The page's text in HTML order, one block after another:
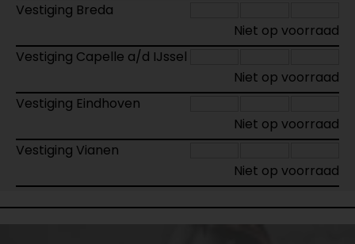
Vestiging Breda
Niet op voorraad
Vestiging Capelle a/d IJssel
Niet op voorraad
Vestiging Eindhoven
Niet op voorraad
Vestiging Vianen
Niet op voorraad